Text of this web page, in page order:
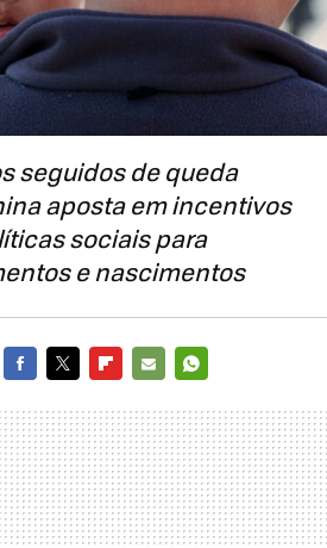
seguidos de queda
aposta em incentivos
sociais para
e nascimentos
MAIL